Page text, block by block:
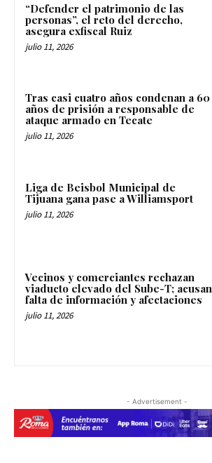
“Defender el patrimonio de las
personas”, el reto del derecho,
asegura exfiscal Ruiz
julio 11, 2026
Tras casi cuatro años condenan a 60
años de prisión a responsable de
ataque armado en Tecate
julio 11, 2026
Liga de Beisbol Municipal de
Tijuana gana pase a Williamsport
julio 11, 2026
Vecinos y comerciantes rechazan
viaducto elevado del Sube-T; acusan
falta de información y afectaciones
julio 11, 2026
- Advertisement -